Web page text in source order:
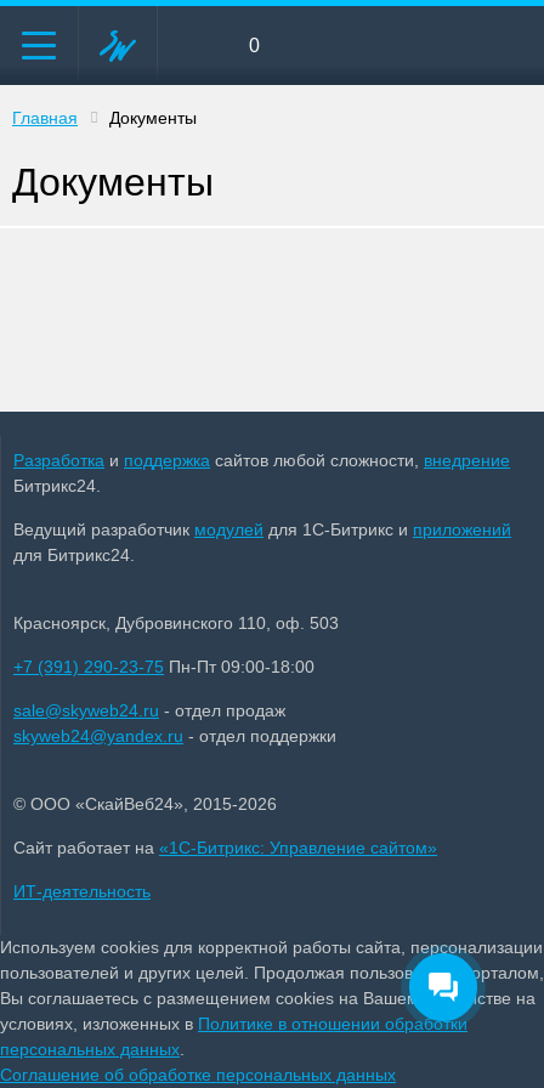
0
Главная Документы
Документы
Разработка и поддержка сайтов любой сложности, внедрение
Битрикс24.
Ведущий разработчик модулей для 1С-Битрикс и приложений
для Битрикс24.
Красноярск, Дубровинского 110, оф. 503
+7 (391) 290-23-75 Пн-Пт 09:00-18:00
sale@skyweb24.ru - отдел продаж
skyweb24@yandex.ru - отдел поддержки
© ООО «СкайВеб24», 2015-2026
Сайт работает на «1С-Битрикс: Управление сайтом»
ИТ-деятельность
Используем cookies для корректной работы сайта, персонализации
пользователей и других целей. Продолжая пользоваться порталом,
Вы соглашаетесь с размещением cookies на Вашем устройстве на
условиях, изложенных в Политике в отношении обработки
персональных данных
Соглашение об обработке персональных данных